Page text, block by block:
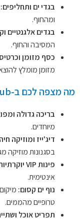
בגדי ים ותחליפים:
ומהחוף.
בגדים אלגנטיים
המסיבה והחוף.
כסף מזומן
מזומן מומלץ
מה מצפה לכם ב-Xana Beach Club?
בריכה גדולה
מיוחדים.
דיג'ייז ומוזיקה
בסגנונות מוזיקה
פינות VIP יוקרתיות:
אינטימית.
נוף ים קסום:
טרופיים מהממים.
תפריט אוכל